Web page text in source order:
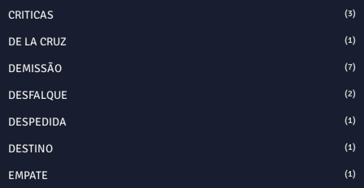
CRITICAS (3)
DE LA CRUZ (1)
DEMISSÃO (7)
DESFALQUE (2)
DESPEDIDA (1)
DESTINO (1)
EMPATE (1)